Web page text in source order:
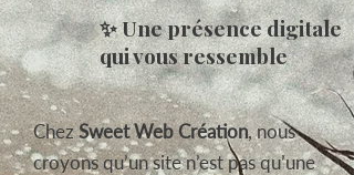
✨ Une présence digitale
qui vous ressemble
ChezSweet Web Création, nous
croyons qu’un site n’est pas qu’une